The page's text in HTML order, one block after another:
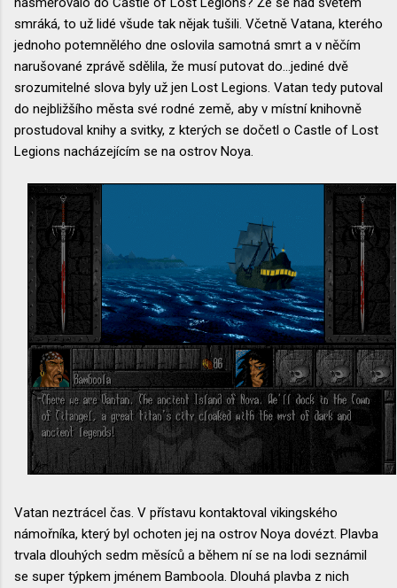
smráká, to už lidé všude tak nějak tušili. Včetně Vatana, kterého
jednoho potemnělého dne oslovila samotná smrt a v něčím
narušované zprávě sdělila, že musí putovat do...jediné dvě
srozumitelné slova byly už jen Lost Legions. Vatan tedy putoval
do nejbližšího města své rodné země, aby v místní knihovně
prostudoval knihy a svitky, z kterých se dočetl o Castle of Lost
Legions nacházejícím se na ostrov Noya.
Vatan neztrácel čas. V přístavu kontaktoval vikingského
námořníka, který byl ochoten jej na ostrov Noya dovézt. Plavba
trvala dlouhých sedm měsíců a během ní se na lodi seznámil
se super týpkem jménem Bamboola. Dlouhá plavba z nich